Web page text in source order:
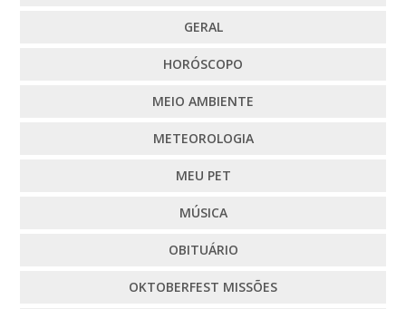
GERAL
HORÓSCOPO
MEIO AMBIENTE
METEOROLOGIA
MEU PET
MÚSICA
OBITUÁRIO
OKTOBERFEST MISSÕES